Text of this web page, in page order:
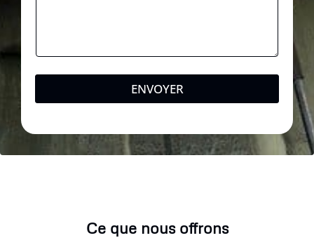
ENVOYER
Ce que nous offrons